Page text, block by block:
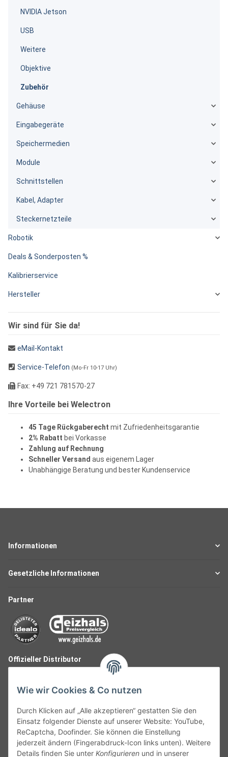
NVIDIA Jetson
USB
Weitere
Objektive
Zubehör
Gehäuse
Eingabegeräte
Speichermedien
Module
Schnittstellen
Kabel, Adapter
Steckernetzteile
Robotik
Deals & Sonderposten %
Kalibrierservice
Hersteller
Wir sind für Sie da!
eMail-Kontakt
Service-Telefon (Mo-Fr 10-17 Uhr)
Fax: +49 721 781570-27
Ihre Vorteile bei Welectron
45 Tage Rückgaberecht mit Zufriedenheitsgarantie
2% Rabatt bei Vorkasse
Zahlung auf Rechnung
Schneller Versand aus eigenem Lager
Unabhängige Beratung und bester Kundenservice
Informationen
Gesetzliche Informationen
Partner
Offizieller Distributor
Wie wir Cookies & Co nutzen
Durch Klicken auf „Alle akzeptieren“ gestatten Sie den
Einsatz folgender Dienste auf unserer Website: YouTube,
ReCaptcha, Doofinder. Sie können die Einstellung
jederzeit ändern (Fingerabdruck-Icon links unten). Weitere
Details finden Sie unter Konfigurieren und in unserer